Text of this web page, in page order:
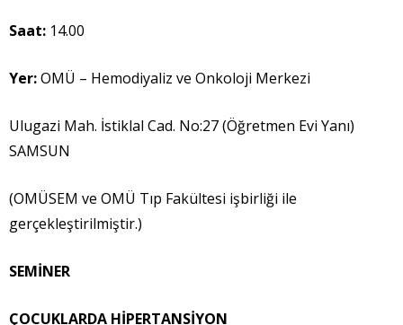
Saat: 14.00
Yer:OMÜ – Hemodiyaliz ve Onkoloji Merkezi
Ulugazi Mah. İstiklal Cad. No:27 (Öğretmen Evi Yanı)
SAMSUN
(OMÜSEM ve OMÜ Tıp Fakültesi işbirliği ile
gerçekleştirilmiştir.)
SEMİNER
ÇOCUKLARDA HİPERTANSİYON